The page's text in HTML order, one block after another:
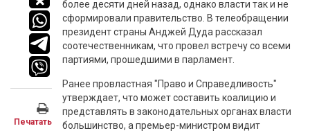
Печатать
более десяти дней назад, однако власти так и не
сформировали правительство. В телеобращении
президент страны Анджей Дуда рассказал
соотечественникам, что провел встречу со всеми
партиями, прошедшими в парламент.
Ранее провластная "Право и Справедливость"
утверждает, что может составить коалицию и
представлять в законодательных органах власти
большинство, а премьер-министром видит